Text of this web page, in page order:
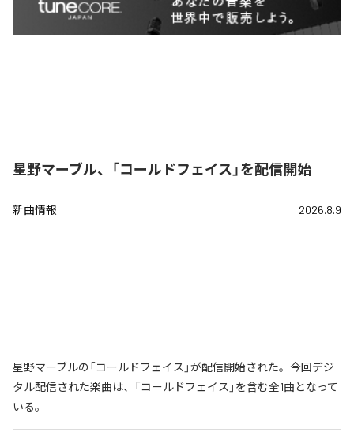
星野マーブル、「コールドフェイス」を配信開始
新曲情報 2026.8.9
星野マーブルの「コールドフェイス」が配信開始された。今回デジ
タル配信された楽曲は、「コールドフェイス」を含む全1曲となって
いる。